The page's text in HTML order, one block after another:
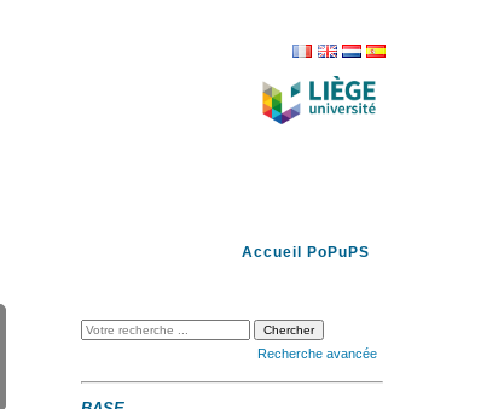
FR EN NL ES
Accueil PoPuPS
Recherche avancée